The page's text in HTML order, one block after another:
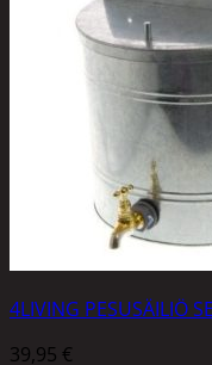
4LIVING PESUSÄILIÖ
39,95 €